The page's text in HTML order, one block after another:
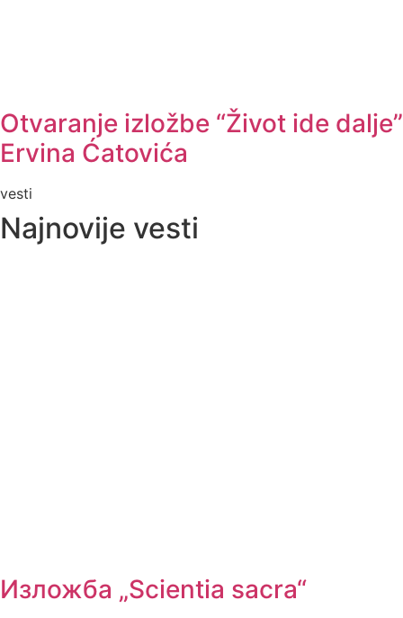
Otvaranje izložbe “Život ide dalje”
Ervina Ćatovića
vesti
Najnovije vesti
Изложба „Scientia sacra“